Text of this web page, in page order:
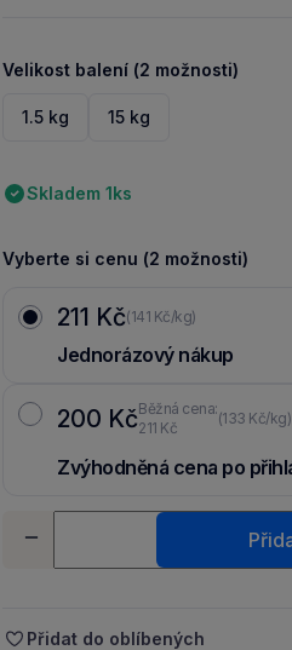
Velikost balení (2 možnosti)
1.5 kg 15 kg
Skladem 1ks
Vyberte si cenu (2 možnosti)
211 Kč(141 Kč/kg)
Jednorázový nákup
200 KčBěžná cena:
211 Kč
(133 Kč/kg)
Zvýhodněná cena po
-
Přidat do oblíbených